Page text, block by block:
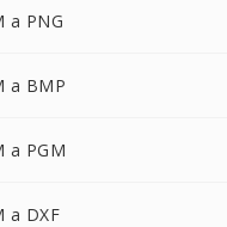
a PNG
a BMP
a PGM
a DXF